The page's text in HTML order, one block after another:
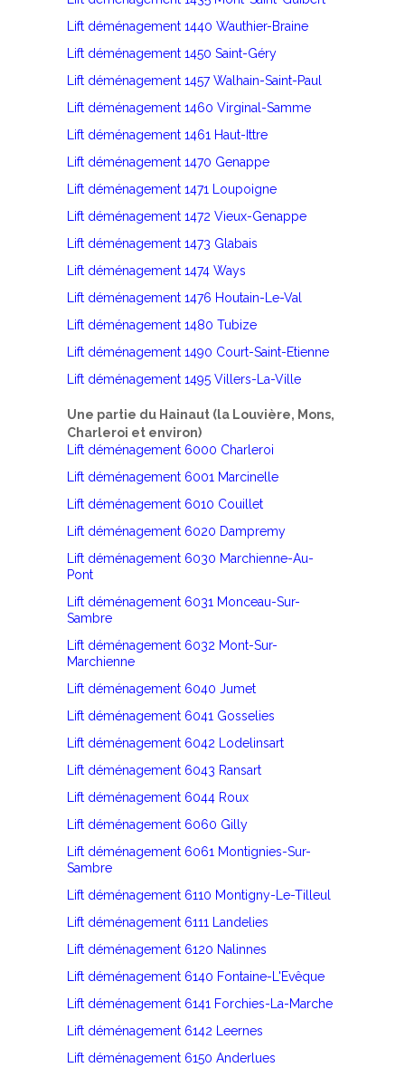
Lift déménagement 1440 Wauthier-Braine
Lift déménagement 1450 Saint-Géry
Lift déménagement 1457 Walhain-Saint-Paul
Lift déménagement 1460 Virginal-Samme
Lift déménagement 1461 Haut-Ittre
Lift déménagement 1470 Genappe
Lift déménagement 1471 Loupoigne
Lift déménagement 1472 Vieux-Genappe
Lift déménagement 1473 Glabais
Lift déménagement 1474 Ways
Lift déménagement 1476 Houtain-Le-Val
Lift déménagement 1480 Tubize
Lift déménagement 1490 Court-Saint-Etienne
Lift déménagement 1495 Villers-La-Ville
Une partie du Hainaut (la Louvière, Mons,
Charleroi et environ)
Lift déménagement 6000 Charleroi
Lift déménagement 6001 Marcinelle
Lift déménagement 6010 Couillet
Lift déménagement 6020 Dampremy
Lift déménagement 6030 Marchienne-Au-
Pont
Lift déménagement 6031 Monceau-Sur-
Sambre
Lift déménagement 6032 Mont-Sur-
Marchienne
Lift déménagement 6040 Jumet
Lift déménagement 6041 Gosselies
Lift déménagement 6042 Lodelinsart
Lift déménagement 6043 Ransart
Lift déménagement 6044 Roux
Lift déménagement 6060 Gilly
Lift déménagement 6061 Montignies-Sur-
Sambre
Lift déménagement 6110 Montigny-Le-Tilleul
Lift déménagement 6111 Landelies
Lift déménagement 6120 Nalinnes
Lift déménagement 6140 Fontaine-L'Evêque
Lift déménagement 6141 Forchies-La-Marche
Lift déménagement 6142 Leernes
Lift déménagement 6150 Anderlues